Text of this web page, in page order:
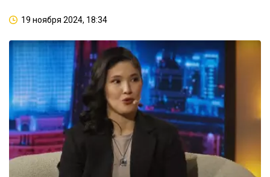
19 ноября 2024, 18:34